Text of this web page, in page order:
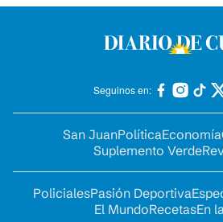
Seguinos en:
San JuanPolíticaEconomía
Suplemento Verde
PolicialesPasión Deportiva
El MundoRecetasEn